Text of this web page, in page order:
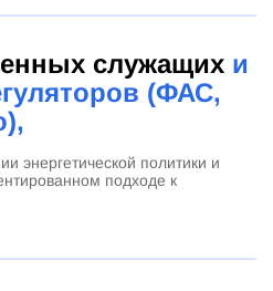
служащих и
(ФАС,
энергетической политики и
подходе к